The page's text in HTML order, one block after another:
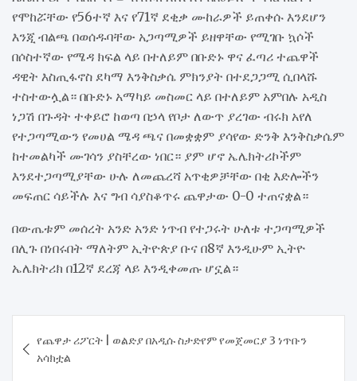
የሞከሯቸው የ56ተኛ እና የ71ኛ ደቂቃ ሙከራዎች ይጠቀሱ እንደሆን
እንጂ ብልጫ በወሰዱባቸው አጋጣሚዎች ይዘዋቸው የሚገቡ ኳሶች
በሶስተኛው የሜዳ ክፍል ላይ በተለይም በቡድኑ ዋና ፈጣሪ ተጨዋች
ዳዊት እስጢፋኖስ ደካማ እንቅስቃሴ ምክንያት በተደጋጋሚ ሲበላሹ
ተስተውሏል። በቡድኑ አማካይ መስመር ላይ በተለይም አምበሉ አዲስ
ነጋሽ በጉዳት ተቀይሮ ከወጣ በኃላ የቦታ ለውጥ ያረገው ብሩክ አየለ
የተጋጣሚውን የመሀል ሜዳ ጫና በመቋቋም ያሳየው ድንቅ እንቅስቃሴም
ከተመልካች ሙገሳን ያስቸረው ነበር። ያም ሆኖ ኤሌክትሪኮችም
እንደተጋጣሚያቸው ሁሉ ለመጨረሻ አጥቂዎቻቸው በቂ እድሎችን
መፍጠር ሳይችሉ እና ግብ ሳያስቆጥሩ ጨዋታው 0-0 ተጠናቋል።
በውጤቱም መሰረት አንድ አንድ ነጥብ የተጋሩት ሁለቱ ተጋጣሚዎች
በሊጉ በነበሩበት ማለትም ኢትዮጵያ ቡና በ8ኛ እንዲሁም ኢትዮ
ኤሌክትሪክ በ12ኛ ደረጃ ላይ እንዲቀመጡ ሆኗል።
navigation
የጨዋታ ሪፖርት | ወልድያ በአዲሱ ስታድየም የመጀመርያ 3 ነጥቡን
አሳክቷል